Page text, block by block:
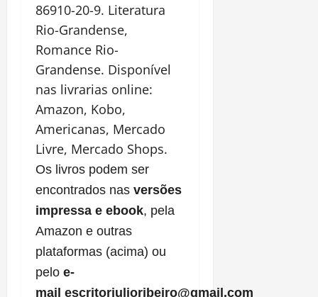
86910-20-9. Literatura
Rio-Grandense,
Romance Rio-
Grandense. Disponível
nas livrarias online:
Amazon, Kobo,
Americanas, Mercado
Livre, Mercado Shops.
Os livros podem ser
encontrados nas versões
impressa e ebook, pela
Amazon e outras
plataformas (acima) ou
pelo e-
mail escritorjulioribeiro@gmail.com